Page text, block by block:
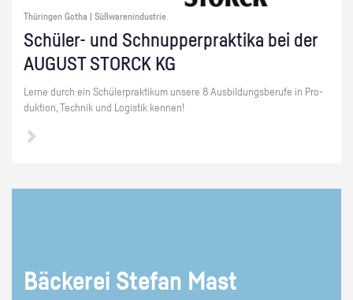
Thüringen Gotha | Süßwarenindustrie
Schü­ler- und Schnup­per­prak­ti­ka bei der
AU­GUST STORCK KG
Lerne durch ein Schü­ler­prak­ti­kum un­se­re 8 Aus­bil­dungs­be­ru­fe in Pro­
duk­ti­on, Tech­nik und Lo­gis­tik ken­nen!
Bä­cke­rei Ste­fan Mast